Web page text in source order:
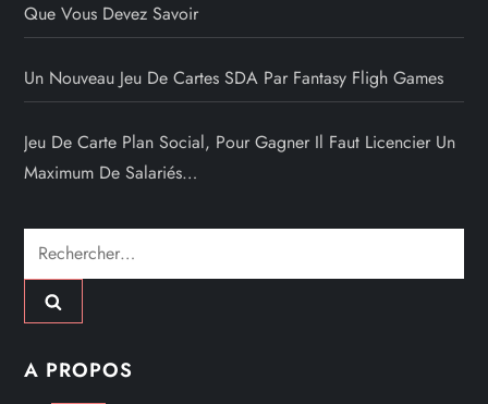
Que Vous Devez Savoir
Un Nouveau Jeu De Cartes SDA Par Fantasy Fligh Games
Jeu De Carte Plan Social, Pour Gagner Il Faut Licencier Un
Maximum De Salariés…
Rechercher :
A PROPOS